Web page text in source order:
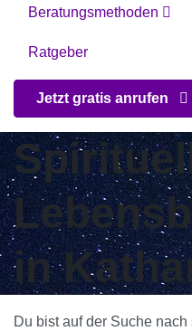
Beratungsmethoden
Ratgeber
Jetzt gratis anrufen
in
Du bist auf der Suche